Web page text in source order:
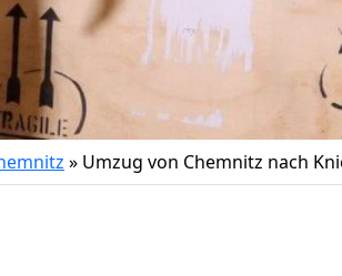
» Umzug von Chemnitz nach